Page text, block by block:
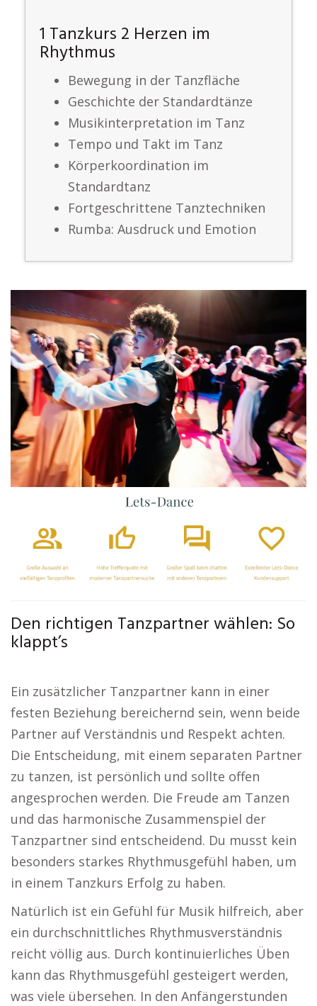
1 Tanzkurs 2 Herzen im
Rhythmus
Bewegung in der Tanzfläche
Geschichte der Standardtänze
Musikinterpretation im Tanz
Tempo und Takt im Tanz
Körperkoordination im
Standardtanz
Fortgeschrittene Tanztechniken
Rumba: Ausdruck und Emotion
Den richtigen Tanzpartner wählen: So
klappt’s
Ein zusätzlicher Tanzpartner kann in einer
festen Beziehung bereichernd sein, wenn beide
Partner auf Verständnis und Respekt achten.
Die Entscheidung, mit einem separaten Partner
zu tanzen, ist persönlich und sollte offen
angesprochen werden. Die Freude am Tanzen
und das harmonische Zusammenspiel der
Tanzpartner sind entscheidend. Du musst kein
besonders starkes Rhythmusgefühl haben, um
in einem Tanzkurs Erfolg zu haben.
Natürlich ist ein Gefühl für Musik hilfreich, aber
ein durchschnittliches Rhythmusverständnis
reicht völlig aus. Durch kontinuierliches Üben
kann das Rhythmusgefühl gesteigert werden,
was viele übersehen. In den Anfängerstunden